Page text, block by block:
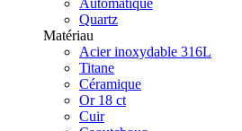
Automatique
Quartz
Matériau
Acier inoxydable 316L
Titane
Céramique
Or 18 ct
Cuir